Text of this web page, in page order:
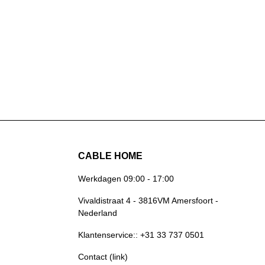
CABLE HOME
Werkdagen 09:00 - 17:00
Vivaldistraat 4 - 3816VM Amersfoort -
Nederland
Klantenservice:: +31 33 737 0501
Contact (link)